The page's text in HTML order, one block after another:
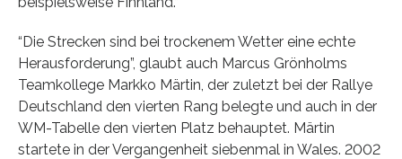
“Die Strecken sind bei trockenem Wetter eine echte
Herausforderung”, glaubt auch Marcus Grönholms
Teamkollege Markko Märtin, der zuletzt bei der Rallye
Deutschland den vierten Rang belegte und auch in der
WM-Tabelle den vierten Platz behauptet. Märtin
startete in der Vergangenheit siebenmal in Wales. 2002